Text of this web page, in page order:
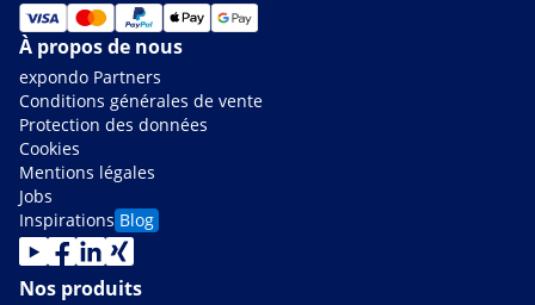
À propos de nous
expondo Partners
Conditions générales de vente
Protection des données
Cookies
Mentions légales
Jobs
Inspirations Blog
Nos produits